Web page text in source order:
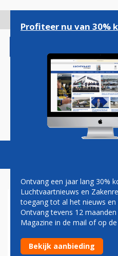
gaan
Magazine
KLM-TOPMAN
GELUKKIG MET
CAO-BESLUIT
Profiteer nu van 30%
Ontvang een jaar lang 30%
Luchtvaartnieuws en
toegang tot al het nieuws en
Ontvang tevens 12
Magazine in de mail of op
Bekijk aanbieding